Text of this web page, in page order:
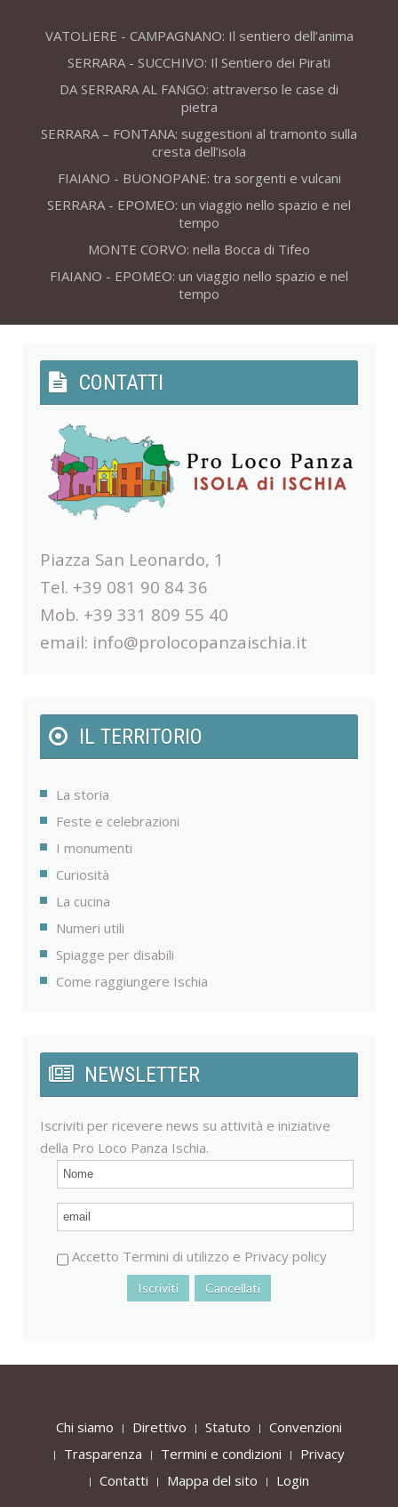
VATOLIERE - CAMPAGNANO: Il sentiero dell’anima
SERRARA - SUCCHIVO: Il Sentiero dei Pirati
DA SERRARA AL FANGO: attraverso le case di
pietra
SERRARA – FONTANA: suggestioni al tramonto sulla
cresta dell’isola
FIAIANO - BUONOPANE: tra sorgenti e vulcani
SERRARA - EPOMEO: un viaggio nello spazio e nel
tempo
MONTE CORVO: nella Bocca di Tifeo
FIAIANO - EPOMEO: un viaggio nello spazio e nel
tempo
CONTATTI
Piazza San Leonardo, 1
Tel. +39 081 90 84 36
Mob. +39 331 809 55 40
email: info@prolocopanzaischia.it
IL TERRITORIO
La storia
Feste e celebrazioni
I monumenti
Curiosità
La cucina
Numeri utili
Spiagge per disabili
Come raggiungere Ischia
NEWSLETTER
Iscriviti per ricevere news su attività e iniziative
della Pro Loco Panza Ischia.
Accetto Termini di utilizzo e Privacy policy
Chi siamo Direttivo Statuto
Convenzioni
Trasparenza
Termini e condizioni
Privacy
Contatti
Mappa del sito Login